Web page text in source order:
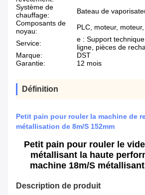
Système de
chauffage:
Bateau de
Composants de
noyau:
PLC, moteur,
Service:
e : Support
ligne, pièces de
Marque:
DST
Garantie:
12 mois
Définition
Petit pain pour rouler la machine de
métallisation de 8m/S 152mm
Petit pain pour rouler le
métallisant la haute
machine 18m/S
Description de produit